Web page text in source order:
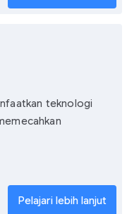
teknologi
Pelajari lebih lanjut